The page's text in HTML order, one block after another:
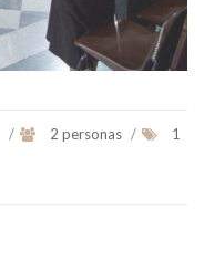
/ 2 personas / 1